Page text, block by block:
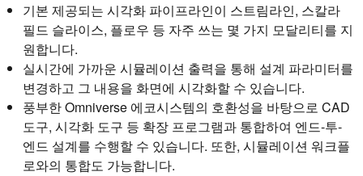
기본 제공되는 시각화 파이프라인이 스트림라인, 스칼라
필드 슬라이스, 플로우 등 자주 쓰는 몇 가지 모달리티를 지
원합니다.
실시간에 가까운 시뮬레이션 출력을 통해 설계 파라미터를
변경하고 그 내용을 화면에 시각화할 수 있습니다.
풍부한 Omniverse 에코시스템의 호환성을 바탕으로 CAD
도구, 시각화 도구 등 확장 프로그램과 통합하여 엔드-투-
엔드 설계를 수행할 수 있습니다. 또한, 시뮬레이션 워크플
로와의 통합도 가능합니다.